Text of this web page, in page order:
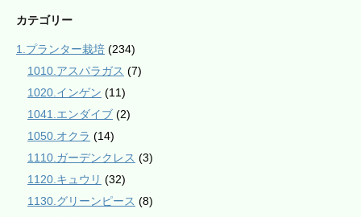
カテゴリー
1.プランター栽培 (234)
1010.アスパラガス (7)
1020.インゲン (11)
1041.エンダイブ (2)
1050.オクラ (14)
1110.ガーデンクレス (3)
1120.キュウリ (32)
1130.グリーンピース (8)